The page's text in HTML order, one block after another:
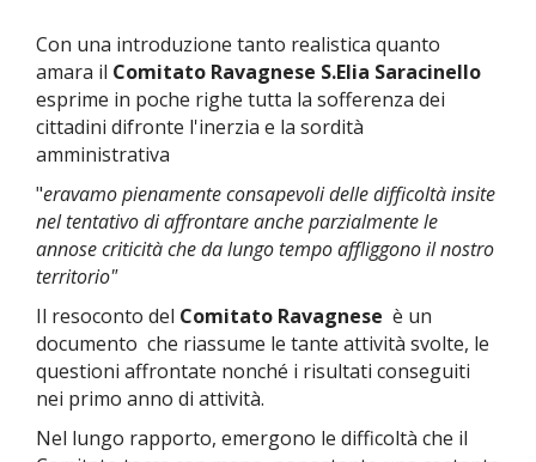
Con una introduzione tanto realistica quanto
amara il Comitato Ravagnese S.Elia Saracinello
esprime in poche righe tutta la sofferenza dei
cittadini difronte l'inerzia e la sordità
amministrativa
"eravamo pienamente consapevoli delle difficoltà insite
nel tentativo di affrontare anche parzialmente le
annose criticità che da lungo tempo affliggono il nostro
territorio"
Il resoconto del Comitato Ravagnese è un
documento che riassume le tante attività svolte, le
questioni affrontate nonché i risultati conseguiti
nei primo anno di attività.
Nel lungo rapporto, emergono le difficoltà che il